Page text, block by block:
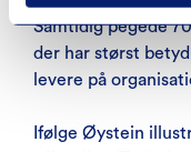
Samtidig pegede
der har størst
levere på
Ifølge Øystein